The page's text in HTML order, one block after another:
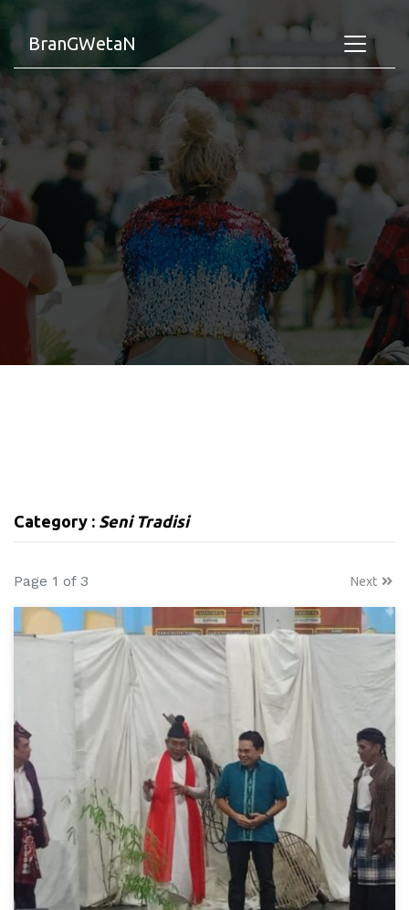
BranGWetaN
Category : Seni Tradisi
Page 1 of 3 Next